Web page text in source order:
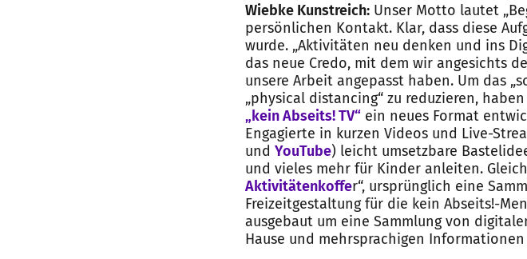
Wiebke Kunstreich: Unser Motto lautet
persönlichen Kontakt. Klar, dass diese
wurde. „Aktivitäten neu denken und ins
das neue Credo, mit dem wir angesichts
unsere Arbeit angepasst haben. Um das
„physical distancing“ zu reduzieren,
„kein Abseits! TV“ ein neues Format
Engagierte in kurzen Videos und Live-
und YouTube) leicht umsetzbare
und vieles mehr für Kinder anleiten.
Aktivitätenkoffer“, ursprünglich eine
Freizeitgestaltung für die kein Abseits!-
ausgebaut um eine Sammlung von
Hause und mehrsprachigen